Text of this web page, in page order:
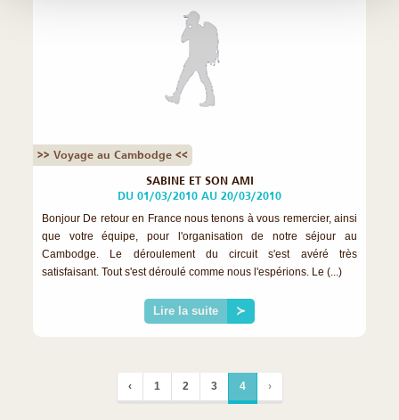
>> Voyage au Cambodge <<
SABINE ET SON AMI
DU 01/03/2010 AU 20/03/2010
Bonjour De retour en France nous tenons à vous remercier, ainsi
que votre équipe, pour l'organisation de notre séjour au
Cambodge. Le déroulement du circuit s'est avéré très
satisfaisant. Tout s'est déroulé comme nous l'espérions. Le (...)
Lire la suite ≻
‹ 1 2 3 4 ›